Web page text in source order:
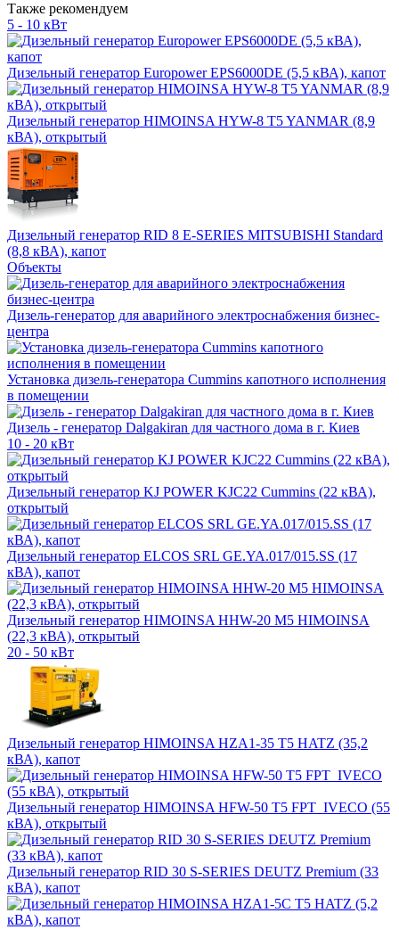
Также рекомендуем
5 - 10 кВт
Дизельный генератор Europower EPS6000DE (5,5 кВА), капот
Дизельный генератор HIMOINSA HYW-8 T5 YANMAR (8,9
кВА), открытый
Дизельный генератор RID 8 E-SERIES MITSUBISHI Standard
(8,8 кВА), капот
Объекты
Дизель-генератор для аварийного электроснабжения бизнес-
центра
Установка дизель-генератора Cummins капотного исполнения
в помещении
Дизель - генератор Dalgakiran для частного дома в г. Киев
10 - 20 кВт
Дизельный генератор KJ POWER KJC22 Cummins (22 кВА),
открытый
Дизельный генератор ELCOS SRL GE.YA.017/015.SS (17
кВА), капот
Дизельный генератор HIMOINSA HHW-20 M5 HIMOINSA
(22,3 кВА), открытый
20 - 50 кВт
Дизельный генератор HIMOINSA HZA1-35 T5 HATZ (35,2
кВА), капот
Дизельный генератор HIMOINSA HFW-50 T5 FPT_IVECO (55
кВА), открытый
Дизельный генератор RID 30 S-SERIES DEUTZ Premium (33
кВА), капот